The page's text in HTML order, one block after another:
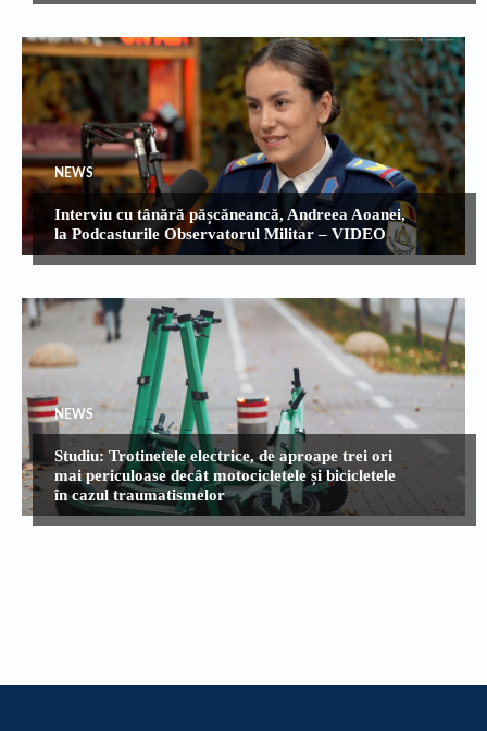
NEWS
Interviu cu tânără pășcăneancă, Andreea Aoanei,
la Podcasturile Observatorul Militar – VIDEO
NEWS
Studiu: Trotinetele electrice, de aproape trei ori
mai periculoase decât motocicletele și bicicletele
în cazul traumatismelor